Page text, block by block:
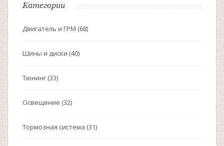
Категории
Двигатель и ГРМ (68)
Шины и диски (40)
Тюнинг (33)
Освещение (32)
Тормозная система (31)